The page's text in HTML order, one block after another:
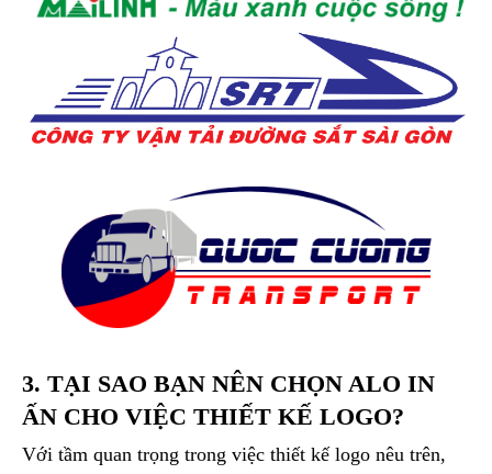
3. TẠI SAO BẠN NÊN CHỌN ALO IN
ẤN CHO VIỆC THIẾT KẾ LOGO?
Với tầm quan trọng trong việc thiết kế logo nêu trên,